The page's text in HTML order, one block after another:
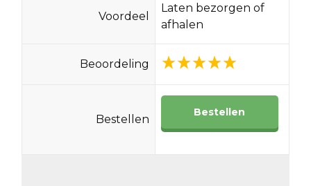
Voordeel
Laten bezorgen of
afhalen
Beoordeling
Bestellen
Bestellen